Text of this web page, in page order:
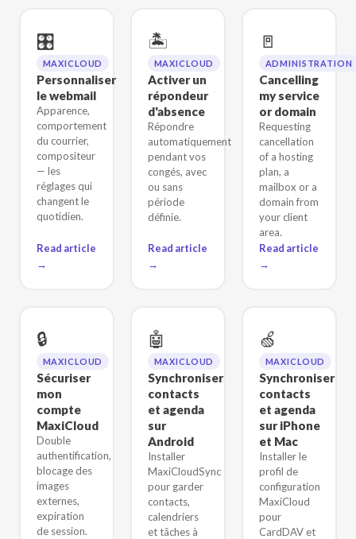
🎛️
MAXICLOUD
Personnaliser
le webmail
Apparence,
comportement
du courrier,
compositeur
— les
réglages qui
changent le
quotidien.
Read article
→
🏝️
MAXICLOUD
Activer un
répondeur
d'absence
Répondre
automatiquement
pendant vos
congés, avec
ou sans
période
définie.
Read article
→
🚪
ADMINISTRATION
Cancelling
my service
or domain
Requesting
cancellation
of a hosting
plan, a
mailbox or a
domain from
your client
area.
Read article
→
🔒
MAXICLOUD
Sécuriser
mon
compte
MaxiCloud
Double
authentification,
blocage des
images
externes,
expiration
de session.
🤖
MAXICLOUD
Synchroniser
contacts
et agenda
sur
Android
Installer
MaxiCloudSync
pour garder
contacts,
calendriers
et tâches à
🍏
MAXICLOUD
Synchroniser
contacts
et agenda
sur iPhone
et Mac
Installer le
profil de
configuration
MaxiCloud
pour
CardDAV et